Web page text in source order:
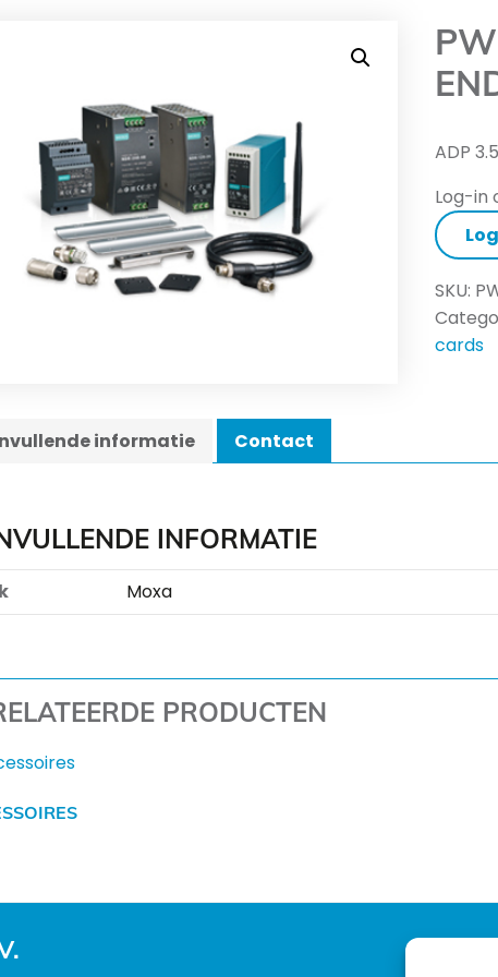
ADP
Log-in
SKU:
cards
informatie Contact
INFORMATIE
Moxa
PRODUCTEN